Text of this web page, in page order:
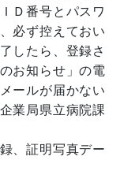
Ｄ番号とパスワ
必ず控えておい
したら、登録さ
お知らせ」の電
ールが届かない
業局県立病院課
、証明写真デー